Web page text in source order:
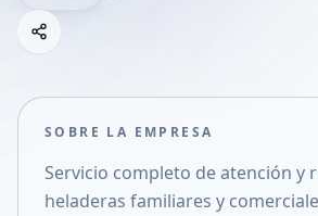
Compartir empresa
Compartir en X
SOBRE LA EMPRESA
Servicio completo de atención y
heladeras familiares y